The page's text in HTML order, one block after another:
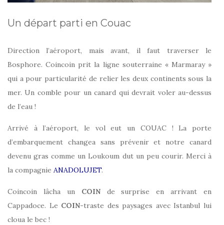
Un départ parti en Couac
Direction l’aéroport, mais avant, il faut traverser le
Bosphore. Coincoin prit la ligne souterraine « Marmaray »
qui a pour particularité de relier les deux continents sous la
mer. Un comble pour un canard qui devrait voler au-dessus
de l’eau !
Arrivé à l’aéroport, le vol eut un COUAC ! La porte
d’embarquement changea sans prévenir et notre canard
devenu gras comme un Loukoum dut un peu courir. Merci à
la compagnie ANADOLUJET.
Coincoin lâcha un COINde surprise en arrivant en
Cappadoce. Le COIN-traste des paysages avec Istanbul lui
cloua le bec !